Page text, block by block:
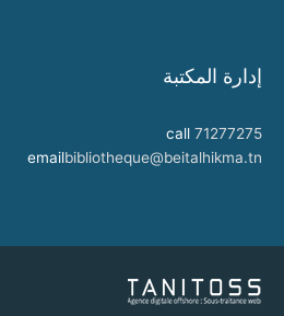
إدارة المكتبة
call 71277275
emailbibliotheque@beitalhikma.tn